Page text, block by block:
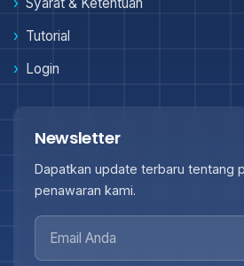
Tutorial
Login
Newsletter
Dapatkan update terbaru tentang
penawaran kami.